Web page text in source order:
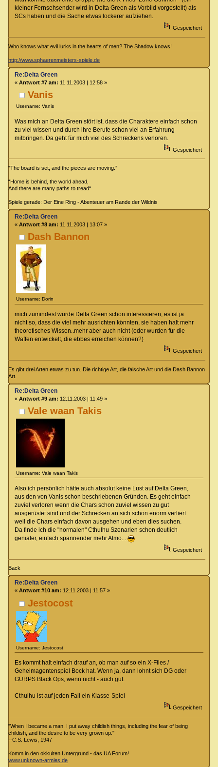
kleiner Fernsehsender wird in Delta Green als Vorbild vorgestellt) als
SCs haben und die Sache etwas lockerer aufziehen.
Gespeichert
Who knows what evil lurks in the hearts of men? The Shadow knows!
http://www.sphaerenmeisters-spiele.de
Vanis
Username: Vanis
Re:Delta Green
« Antwort #7 am: 11.11.2003 | 12:58 »
Was mich an Delta Green stört ist, dass die Charaktere einfach schon
zu viel wissen und durch ihre Berufe schon viel an Erfahrung
mitbringen. Da geht für mich viel des Schreckens verloren.
Gespeichert
“The board is set, and the pieces are moving.”
“Home is behind, the world ahead,
And there are many paths to tread“
Spiele gerade: Der Eine Ring - Abenteuer am Rande der Wildnis
Dash Bannon
Username: Dorin
Re:Delta Green
« Antwort #8 am: 11.11.2003 | 13:07 »
mich zumindest würde Delta Green schon interessieren, es ist ja
nicht so, dass die viel mehr ausrichten könnten, sie haben halt mehr
theoretisches Wissen..mehr aber auch nicht (oder wurden für die
Waffen entwickelt, die ebbes erreichen können?)
Gespeichert
Es gibt drei Arten etwas zu tun. Die richtige Art, die falsche Art und die Dash Bannon
Art.
Vale waan Takis
Username: Vale waan Takis
Re:Delta Green
« Antwort #9 am: 12.11.2003 | 11:49 »
Also ich persönlich hätte auch absolut keine Lust auf Delta Green,
aus den von Vanis schon beschriebenen Gründen. Es geht einfach
zuviel verloren wenn die Chars schon zuviel wissen zu gut
ausgerüstet sind und der Schrecken an sich schon enorm verliert
weil die Chars einfach davon ausgehen und eben dies suchen.
Da finde ich die "normalen" Cthulhu Szenarien schon deutlich
genialer, einfach spannender mehr Atmo...
Gespeichert
Back
Jestocost
Username: Jestocost
Re:Delta Green
« Antwort #10 am: 12.11.2003 | 11:57 »
Es kommt halt einfach drauf an, ob man auf so ein X-Files /
Geheimagentenspiel Bock hat. Wenn ja, dann lohnt sich DG oder
GURPS Black Ops, wenn nicht - auch gut.
Cthulhu ist auf jeden Fall ein Klasse-Spiel
Gespeichert
"When I became a man, I put away childish things, including the fear of being
childish, and the desire to be very grown up."
--C.S. Lewis, 1947
Komm in den okkulten Untergrund - das UA Forum!
www.unknown-armies.de